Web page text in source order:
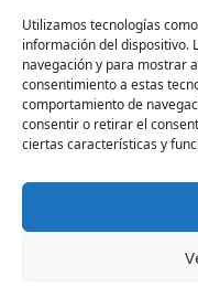
Utilizamos tecnologías
información del dispositivo.
navegación y para mostrar
consentimiento a estas
comportamiento de
consentir o retirar el
ciertas características y
empedradas y
llega directo de la
vieiras, navajas…